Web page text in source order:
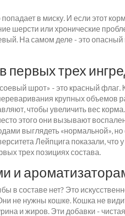
в миску. И если этот
шерсти или хронические
На самом деле - это опасный
первых трех
шрот» - это красный флаг.
крупных объемов
чтобы увеличить вес
этого они вызывают
выглядеть «нормальной», но
Лейпцига показали, что
трех позициях состава.
и
в составе нет? Это
не нужны кошке. Кошка не
и жиров. Эти добавки -